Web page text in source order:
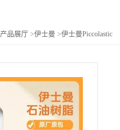
产品展厅 >伊士曼 >伊士曼Piccolastic